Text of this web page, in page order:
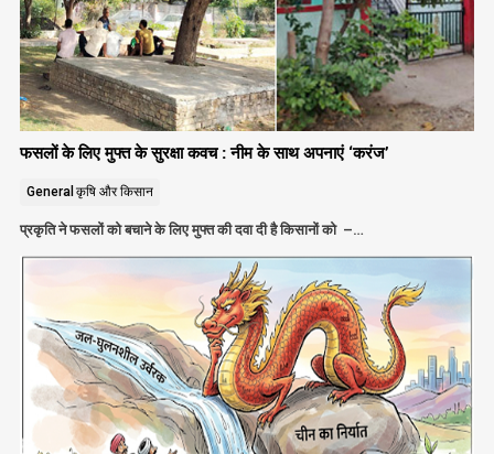
फसलों के लिए मुफ्त के सुरक्षा कवच : नीम के साथ अपनाएं ‘करंज’
General कृषि और किसान
प्रकृति ने फसलों को बचाने के लिए मुफ्त की दवा दी है किसानों को –…